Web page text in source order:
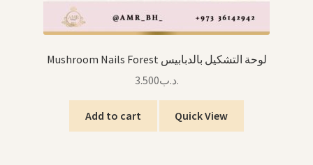
Mushroom Nails Forest لوحة التشكيل بالدبابيس
.د.ب3.500
Add to cart Quick View